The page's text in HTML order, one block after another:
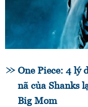
One Piece: 4 lý
nã của Shanks
Big Mom